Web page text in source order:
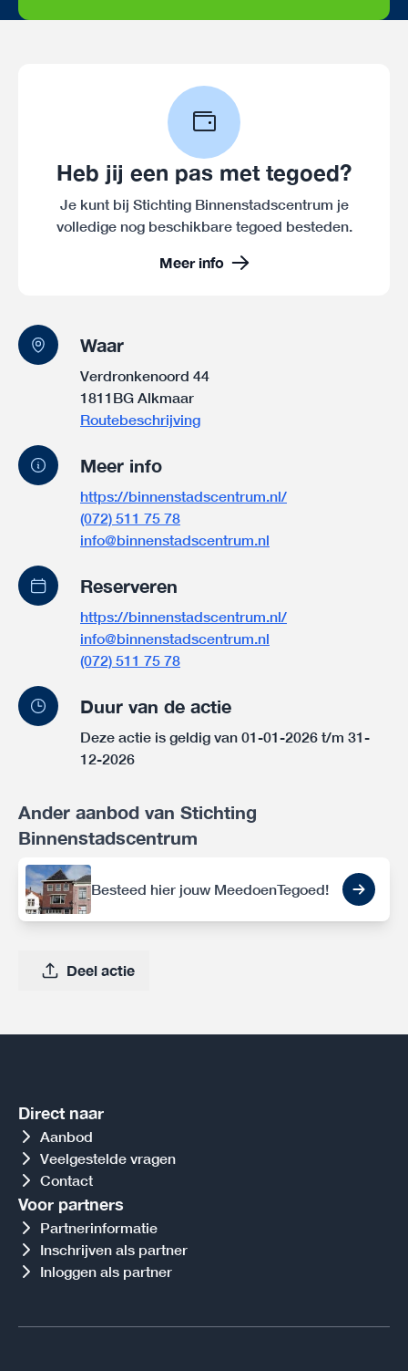
Heb jij een pas met tegoed?
Je kunt bij Stichting Binnenstadscentrum je
volledige nog beschikbare tegoed besteden.
Meer info
Waar
Verdronkenoord 44
1811BG Alkmaar
Routebeschrijving
Meer info
https://binnenstadscentrum.nl/
(072) 511 75 78
info@binnenstadscentrum.nl
Reserveren
https://binnenstadscentrum.nl/
info@binnenstadscentrum.nl
(072) 511 75 78
Duur van de actie
Deze actie is geldig van 01-01-2026 t/m 31-
12-2026
Ander aanbod van Stichting
Binnenstadscentrum
Besteed hier jouw MeedoenTegoed!
Deel actie
Direct naar
Aanbod
Veelgestelde vragen
Contact
Voor partners
Partnerinformatie
Inschrijven als partner
Inloggen als partner